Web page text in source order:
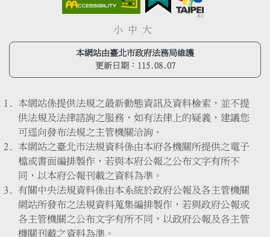
小 中 大
本網站由臺北市政府法務局維護
更新日期： 115.08.07
本網站係提供法規之最新動態資訊及資料檢索，並不提
供法規及法律諮詢之服務，如有法律上的疑義，建議您
可逕向發布法規之主管機關洽詢。
本網站之臺北市法規資料係由本府各機關所提供之電子
檔或書面編排製作，若與本府公報之公布文字有所不
同，以本府公報刊載之資料為準。
有關中央法規資料係由本系統於政府公報及各主管機關
網站所發布之法規資料蒐集編排製作，若與政府公報或
各主管機關之公布文字有所不同，以政府公報及各主管
機關刊載之資料為準。